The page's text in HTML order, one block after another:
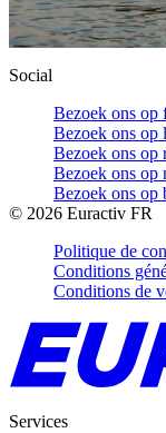
Social
Bezoek ons op
Bezoek ons op
Bezoek ons op
Bezoek ons op
Bezoek ons op
© 2026 Euractiv FR
Politique de
Conditions
Conditions de
Services